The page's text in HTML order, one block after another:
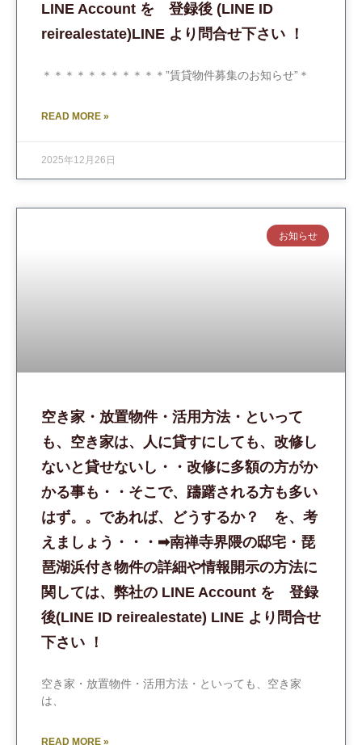
LINE Account を 登録後 (LINE ID
reirealestate)LINE より問合せ下さい ！
＊＊＊＊＊＊＊＊＊＊＊”賃貸物件募集のお知らせ”＊
READ MORE »
2025年12月26日
お知らせ
空き家・放置物件・活用方法・といって
も、空き家は、人に貸すにしても、改修し
ないと貸せないし・・改修に多額の方がか
かる事も・・そこで、躊躇される方も多い
はず。。であれば、どうするか？ を、考
えましょう・・・➡︎南禅寺界隈の邸宅・琵
琶湖浜付き物件の詳細や情報開示の方法に
関しては、弊社の LINE Account を 登録
後(LINE ID reirealestate) LINE より問合せ
下さい ！
空き家・放置物件・活用方法・といっても、空き家
は、
READ MORE »